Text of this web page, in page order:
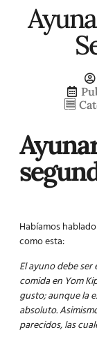
Habíamos
como esta:
El ayuno debe
comida en Yom
gusto; aunque la
absoluto.
parecidos, las